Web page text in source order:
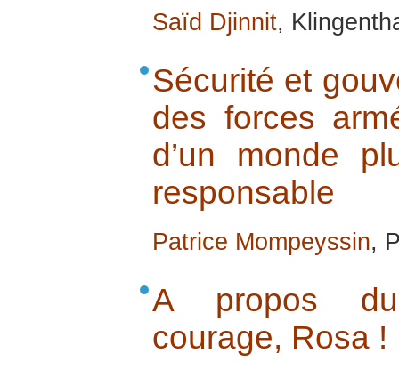
Saïd Djinnit,
Sécurité et
des forces
d’un monde
responsable
Patrice Mompeyssin,
A propos
courage, Rosa !